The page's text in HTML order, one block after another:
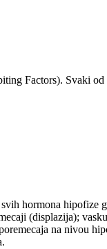
Factors). Svaki
hormona hipofize
(displazija);
na nivou